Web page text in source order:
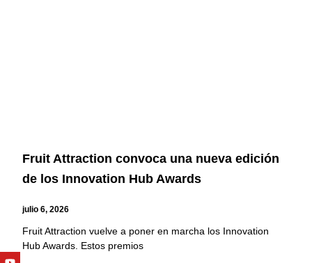
Fruit Attraction convoca una nueva edición
de los Innovation Hub Awards
julio 6, 2026
Fruit Attraction vuelve a poner en marcha los Innovation
Hub Awards. Estos premios
Youtube
Facebook
Twitter
Linkedin
Instagram